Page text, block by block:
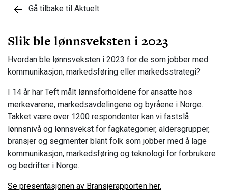
Gå tilbake til Aktuelt
Slik ble lønnsveksten i 2023
Hvordan ble lønnsveksten i 2023 for de som jobber med
kommunikasjon, markedsføring eller markedsstrategi?
I 14 år har Teft målt lønnsforholdene for ansatte hos
merkevarene, markedsavdelingene og byråene i Norge.
Takket være over 1200 respondenter kan vi fastslå
lønnsnivå og lønnsvekst for fagkategorier, aldersgrupper,
bransjer og segmenter blant folk som jobber med å lage
kommunikasjon, markedsføring og teknologi for forbrukere
og bedrifter i Norge.
Se presentasjonen av Bransjerapporten her.